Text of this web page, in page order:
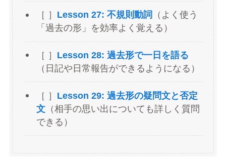
［ ］ Lesson 27: 不規則動詞
（よく使う
「過去の形」を効率よく覚える）
［ ］ Lesson 28: 過去形で一日を語る
（日記や日常報告ができるようになる）
［ ］ Lesson 29: 過去形の疑問文と否定
文（相手の思い出についても詳しく質問
できる）